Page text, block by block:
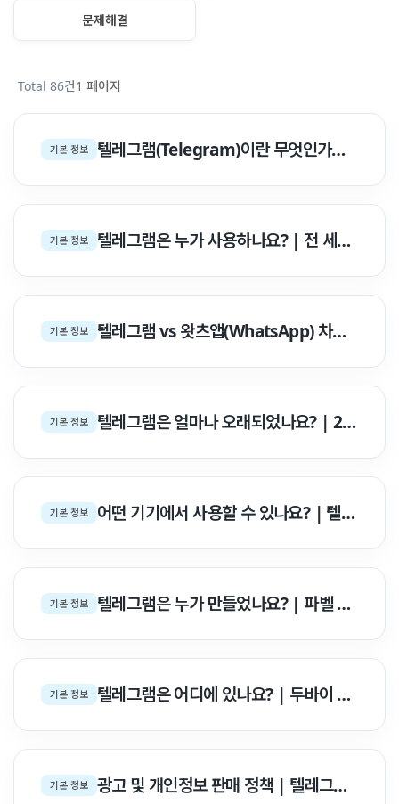
문제해결
Total 86건1 페이지
기본 정보 텔레그램(Telegram)이란 무엇인가요? — 특징, 주요기능 & 보안 완벽 백서
기본 정보 텔레그램은 누가 사용하나요? | 전 세계 9억 사용자 통계 & 6대 분야별 점유율 리포트 | 텔레그램 한글사…
기본 정보 텔레그램 vs 왓츠앱(WhatsApp) 차이점 완벽 비교 | 스펙·보안·기능 종합 분석 백서 | 텔레그램 한…
기본 정보 텔레그램은 얼마나 오래되었나요? | 2013년 최초 출시 13년 역사 & 주요 타임라인 백서
기본 정보 어떤 기기에서 사용할 수 있나요? | 텔레그램 지원 기기 & 멀티 계정·동기화 완벽 백서
기본 정보 텔레그램은 누가 만들었나요? | 파벨 두로프 형제 & 설립 철학 백서
기본 정보 텔레그램은 어디에 있나요? | 두바이 본사, 글로벌 서버 & 개발팀 위치 백서
기본 정보 광고 및 개인정보 판매 정책 | 텔레그램 수익화 & 프라이버시 백서